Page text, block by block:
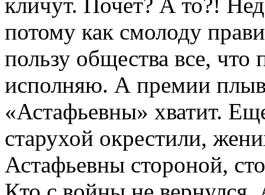
потому как смолоду
пользу общества все,
исполняю. А премии
«Астафьевны» хватит.
старухой окрестили,
Астафьевны стороной,